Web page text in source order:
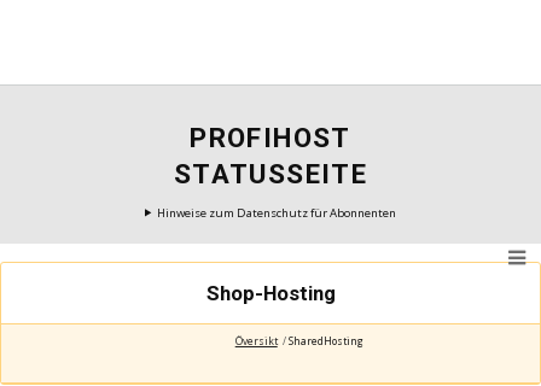
PROFIHOST
STATUSSEITE
Hinweise zum Datenschutz für Abonnenten
Shop-Hosting
Översikt SharedHosting